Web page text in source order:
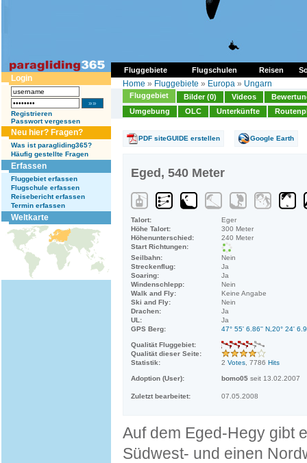
Fluggebiete Flugschulen Reisen
Login
Registrieren
Passwort vergessen
Neu hier? Fragen?
Was ist paragliding365?
Häufig gestellte Fragen
Erfassen
Fluggebiet erfassen
Flugschule erfassen
Reisebericht erfassen
Termin erfassen
Weltkarte
Home » Fluggebiete » Europa » Ungarn
Fluggebiet Bilder (0) Videos
Umgebung
OLC Unterkünfte
PDF siteGUIDE erstellen Google Earth
Eged, 540 Meter
Talort:
Eger
Höhe Talort:
300 Meter
Höhenunterschied:
240 Meter
Start Richtungen:
Seilbahn:
Nein
Streckenflug:
Ja
Soaring:
Ja
Windenschlepp:
Nein
Walk and Fly:
Keine Angabe
Ski and Fly:
Nein
Drachen:
Ja
UL:
Ja
GPS Berg:
47° 55' 6.86'' N,20° 24'
Qualität Fluggebiet:
Qualität dieser Seite:
Statistik:
2 Votes , 7786 Hits
Adoption (User): bomo05 seit 13.02.2007
Zuletzt bearbeitet: 07.05.2008
Auf dem Eged-Hegy gibt
Südwest- und einen